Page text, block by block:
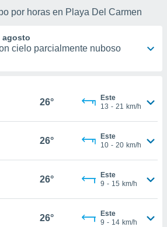
por horas en Playa Del Carmen
agosto
cielo parcialmente nuboso
26°
Este
13 - 21 km/h
26°
Este
10 - 20 km/h
26°
Este
9 - 15 km/h
26°
Este
9 - 14 km/h